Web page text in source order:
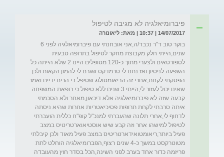
פיברומיאלגיה לא מגיבה לטיפול
14/07/2017 | 10:37 | מאת: ליאונורה
שנים,הייתי חלק מקבוצת מחקר לטיפול בתרופה טבעית
לספורטאים ולצערי מתוך כ-120 מטופלים היינו 2 שלא הייתה כל
השפעה לניסיון ואז נתנו לי טרמדקס שגרם לי להמון הקאות ולכן
הפסקתי לקחת,אחרי זה הריאומטולוג שטיפל בי הרים ידיים ואמר
שאינו יכול לעזור לי,הייתי 3 שנים ללא טיפול כי רופאת המשפחה
קבעה שזה לא פיברומיאלגיה אלא דיכאון,מאחר ולא הסכמתי
איתה סרבתי לקחת תרופות פסיכיאטריות אחרות שהיא ניסתה
לדחוף לי,אחרי תלונה שהעברתי למנכ"ל קופ"ח כללית הועברתי
לטיפול למישהו אחר וזה קבע שיש אוסטיאוארטריטיס במצב
פעיל ביותר,ריאומטואידארטריטיס במצב פעיל מאוד ולכן קיבלתי
מטוטרקסט במשך כ-4 שנים רצוף,הפברומיאלגיה הוחלט לתת
פריזמה כדור אחד בערב לפני השינה,הכל בסדר חוץ מהעובדה